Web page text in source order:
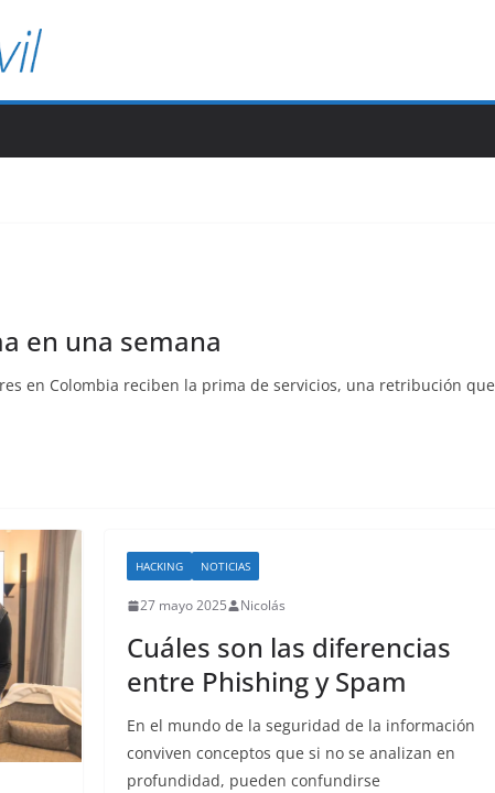
en una semana
en Colombia reciben la prima de servicios, una retribución que
HACKING NOTICIAS
27 mayo 2025 Nicolás
Cuáles son las diferencias
entre Phishing y Spam
En el mundo de la seguridad de la información
conviven conceptos que si no se analizan en
profundidad, pueden confundirse